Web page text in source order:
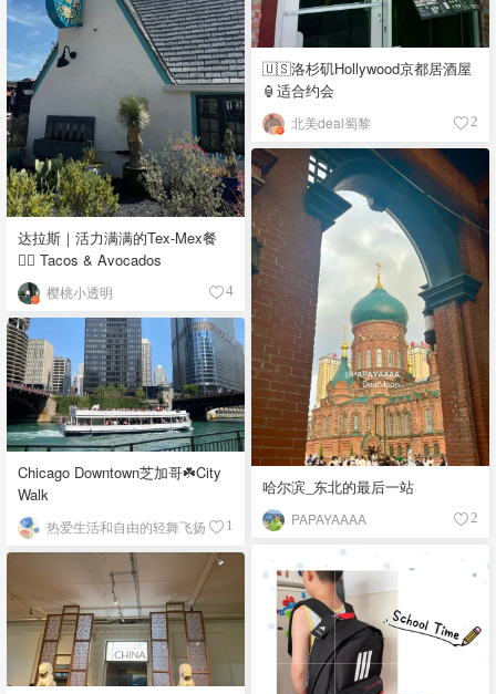
🇺🇸洛杉矶Hollywood京都居酒屋
🏮适合约会
北美deal蜀黎 2
达拉斯｜活力满满的Tex-Mex餐
👉🏼 Tacos & Avocados
樱桃小透明 4
哈尔滨_东北的最后一站
PAPAYAAAA 2
Chicago Downtown芝加哥☘️City
Walk
热爱生活和自由的轻舞飞扬 1